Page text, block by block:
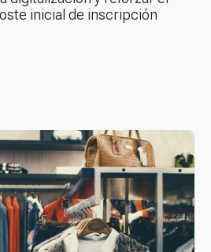
inicial de inscripción